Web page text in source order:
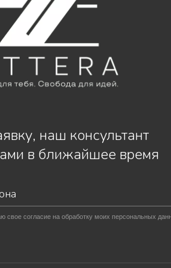
наш консультант
в ближайшее время
свое согласие на обработку моих персональных